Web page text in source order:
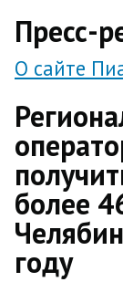
Пресс-
О сайте
более
году